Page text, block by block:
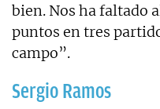
bien. Nos ha faltado
puntos en tres
campo”.
Sergio Ramos